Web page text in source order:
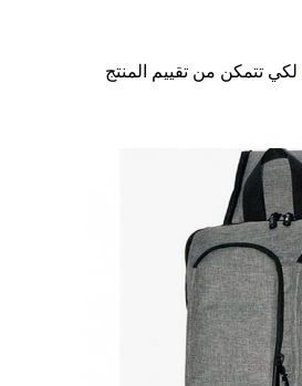
لكي تتمكن من تقييم المنتج